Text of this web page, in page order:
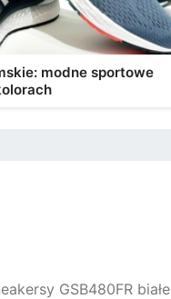
modne sportowe
GSB480FR białe